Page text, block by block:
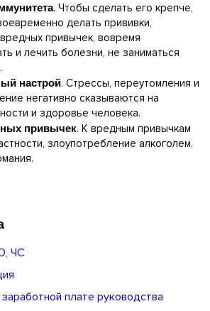
. Чтобы сделать его крепче,
делать прививки,
привычек, вовремя
и лечить болезни, не заниматься
настрой. Стрессы, переутомления и
негативно сказываются на
и здоровье человека.
привычек. К вредным привычкам
злоупотребление алкоголем,
ЧС
плате руководства